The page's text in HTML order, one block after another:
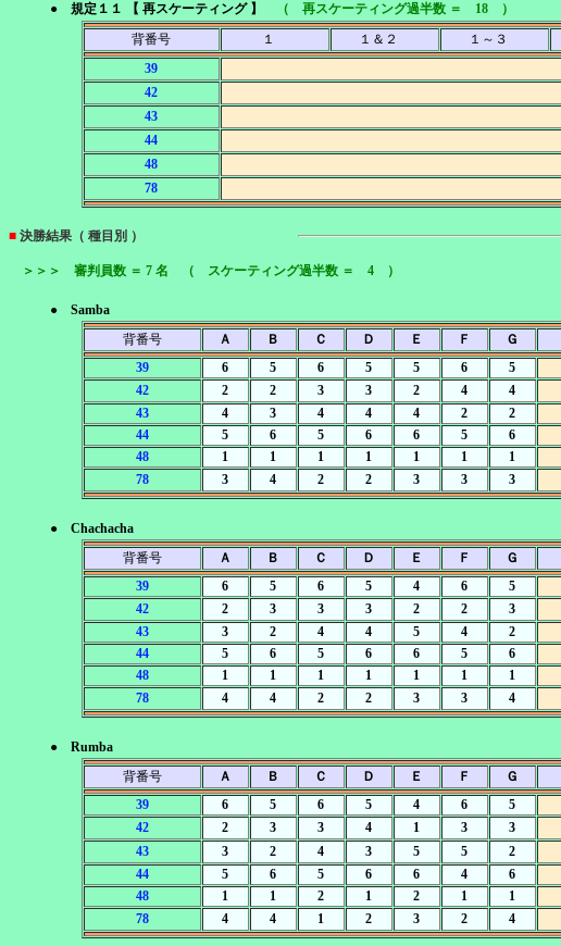
● 規定１１ 【 再スケーティング 】
（ 再スケーティング過半数 ＝ 18 ）
背番号
１ １＆２ １～３
39
42
43
44
48
78
■ 決勝結果（ 種目別 ）
＞＞＞ 審判員数 ＝ 7 名 （ スケーティング過半数 ＝ 4 ）
● Samba
背番号
Ａ Ｂ Ｃ Ｄ Ｅ Ｆ Ｇ
39
6 5 6 5 5 6 5
42
2 2 3 3 2 4 4
43
4 3 4 4 4 2 2
44
5 6 5 6 6 5 6
48
1 1 1 1 1 1 1
78
3 4 2 2 3 3 3
● Chachacha
背番号
Ａ Ｂ Ｃ Ｄ Ｅ Ｆ Ｇ
39
6 5 6 5 4 6 5
42
2 3 3 3 2 2 3
43
3 2 4 4 5 4 2
44
5 6 5 6 6 5 6
48
1 1 1 1 1 1 1
78
4 4 2 2 3 3 4
● Rumba
背番号
Ａ Ｂ Ｃ Ｄ Ｅ Ｆ Ｇ
39
6 5 6 5 4 6 5
42
2 3 3 4 1 3 3
43
3 2 4 3 5 5 2
44
5 6 5 6 6 4 6
48
1 1 2 1 2 1 1
78
4 4 1 2 3 2 4